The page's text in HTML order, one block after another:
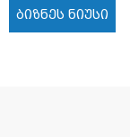
ბიზნეს ნიუსი